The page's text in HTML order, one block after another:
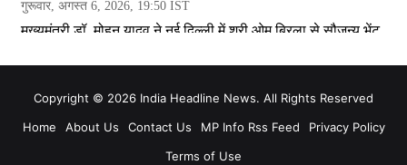
Copyright © 2026 India Headline News. All Rights Reserved
Home
About Us Contact Us MP Info Rss Feed
Privacy Policy
Terms of Use